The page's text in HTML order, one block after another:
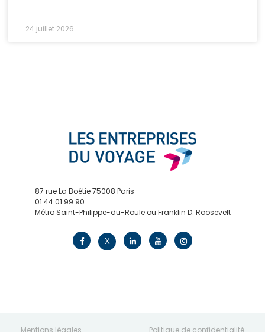
24 juillet 2026
87 rue La Boétie 75008 Paris
01 44 01 99 90
Métro Saint-Philippe-du-Roule ou Franklin D. Roosevelt
X
Mentions légales Politique de confidentialité